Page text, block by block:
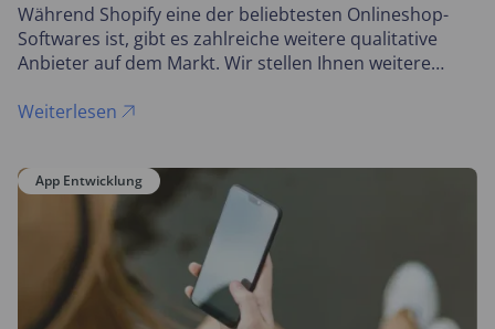
Während Shopify eine der beliebtesten Onlineshop-
Softwares ist, gibt es zahlreiche weitere qualitative
Anbieter auf dem Markt. Wir stellen Ihnen weitere
komplexen E-Commerce Systemen speziell für
Weiterlesen
App Entwicklung